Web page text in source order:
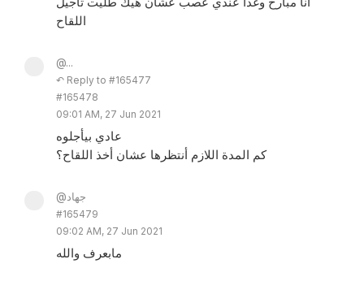
اللقاح
@...
↶ Reply to #165477
#165478
09:01 AM, 27 Jun 2021
عادي بيأجلوه
كم المدة اللازم أنتظرها عشان أخذ اللقاح؟
@جهاد
#165479
09:02 AM, 27 Jun 2021
مابعرف والله